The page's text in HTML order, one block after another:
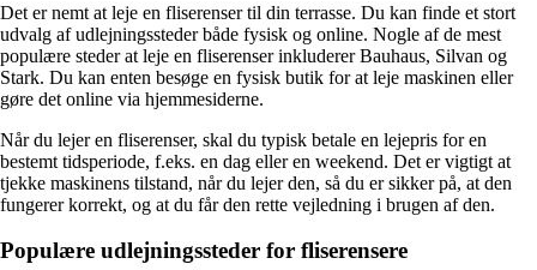
Det er nemt at leje en fliserenser til din terrasse. Du kan finde et stort
udvalg af udlejningssteder både fysisk og online. Nogle af de mest
populære steder at leje en fliserenser inkluderer Bauhaus, Silvan og
Stark. Du kan enten besøge en fysisk butik for at leje maskinen eller
gøre det online via hjemmesiderne.
Når du lejer en fliserenser, skal du typisk betale en lejepris for en
bestemt tidsperiode, f.eks. en dag eller en weekend. Det er vigtigt at
tjekke maskinens tilstand, når du lejer den, så du er sikker på, at den
fungerer korrekt, og at du får den rette vejledning i brugen af den.
Populære udlejningssteder for fliserensere